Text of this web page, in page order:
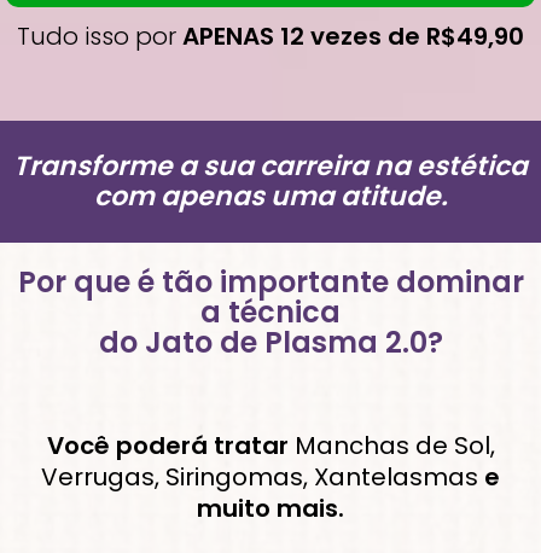
Tudo isso porAPENAS 12 vezes de R$49,90
Transforme a sua carreira na estética
com apenas uma atitude.
Por que é tão importante dominar
a técnica
do Jato de Plasma 2.0?
Você poderá tratar Manchas de Sol,
Verrugas, Siringomas, Xantelasmas e
muito mais.